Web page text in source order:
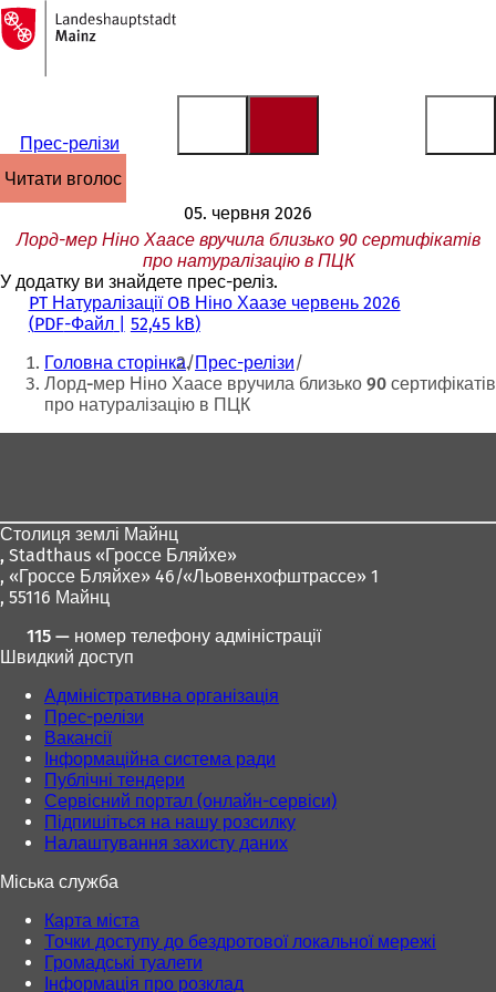
Перейти до змісту
На
головну
сторінку
Прес-релізи
читати вголос
05. червня 2026
Лорд-мер Ніно Хаасе вручила близько 90 сертифікатів
про натуралізацію в ПЦК
У додатку ви знайдете прес-реліз.
PT Натуралізації OB Ніно Хаазе червень 2026
PDF-Файл 52,45 kB
Ти
тут:
Головна сторінка Прес-релізи
Лорд-мер Ніно Хаасе вручила близько 90 сертифікатів
про натуралізацію в ПЦК
Столиця землі Майнц
, Stadthaus «Гроссе Бляйхе»
, «Гроссе Бляйхе» 46/«Льовенхофштрассе» 1
, 55116 Майнц
115 — номер телефону адміністрації
Швидкий доступ
Адміністративна організація
Прес-релізи
Вакансії
Інформаційна система ради
Публічні тендери
Сервісний портал (онлайн-сервіси)
Підпишіться на нашу розсилку
Налаштування захисту даних
Міська служба
Карта міста
Точки доступу до бездротової локальної мережі
Громадські туалети
Інформація про розклад